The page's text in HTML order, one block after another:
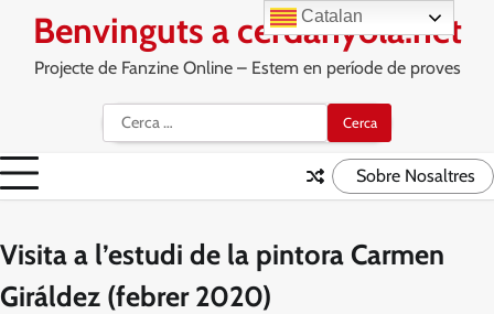
content
Benvinguts a cerdanyola.net
Projecte de Fanzine Online – Estem en període de proves
Cerca:
Sobre Nosaltres
Visita a l’estudi de la pintora Carmen
Giráldez (febrer 2020)
Catalan